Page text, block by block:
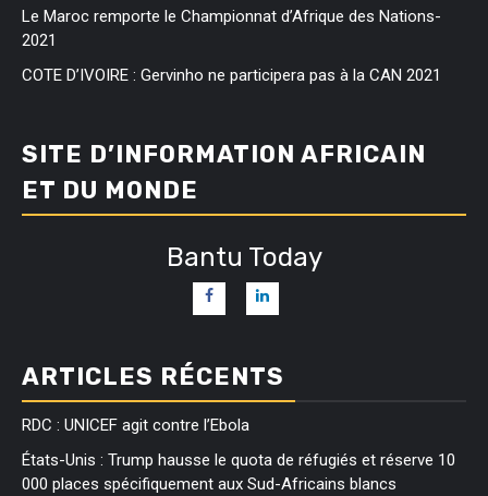
Le Maroc remporte le Championnat d’Afrique des Nations-
2021
COTE D’IVOIRE : Gervinho ne participera pas à la CAN 2021
SITE D’INFORMATION AFRICAIN
ET DU MONDE
Bantu Today
ARTICLES RÉCENTS
RDC : UNICEF agit contre l’Ebola
États-Unis : Trump hausse le quota de réfugiés et réserve 10
000 places spécifiquement aux Sud-Africains blancs